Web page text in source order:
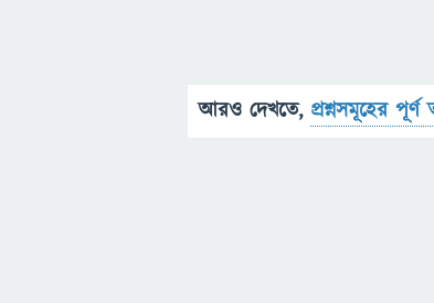
আরও দেখতে, প্রশ্নসমূহের